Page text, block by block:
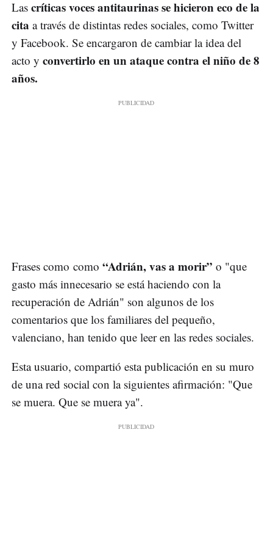
Las críticas voces antitaurinas se hicieron eco de la
cita a través de distintas redes sociales, como Twitter
y Facebook. Se encargaron de cambiar la idea del
acto y convertirlo en un ataque contra el niño de 8
años.
Frases como como “Adrián, vas a morir” o "que
gasto más innecesario se está haciendo con la
recuperación de Adrián" son algunos de los
comentarios que los familiares del pequeño,
valenciano, han tenido que leer en las redes sociales.
Esta usuario, compartió esta publicación en su muro
de una red social con la siguientes afirmación: "Que
se muera. Que se muera ya".